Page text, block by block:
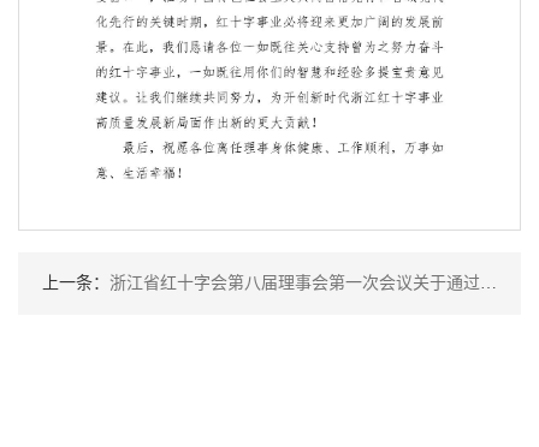
上一条： 浙江省红十字会第八届理事会第一次会议关于通过会长提名的秘书长人选的决议